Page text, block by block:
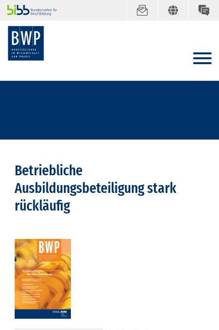
Betriebliche
Ausbildungsbeteiligung stark
rückläufig